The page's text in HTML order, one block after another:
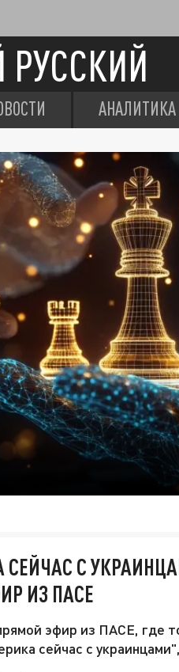
АНАЛИТИКА
С
ИЗ ПАСЕ
эфир из ПАСЕ, где
сейчас с